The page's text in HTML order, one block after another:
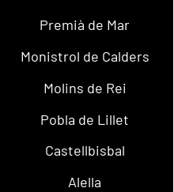
Premià de Mar
Monistrol de Calders
Molins de Rei
Pobla de Lillet
Castellbisbal
Alella